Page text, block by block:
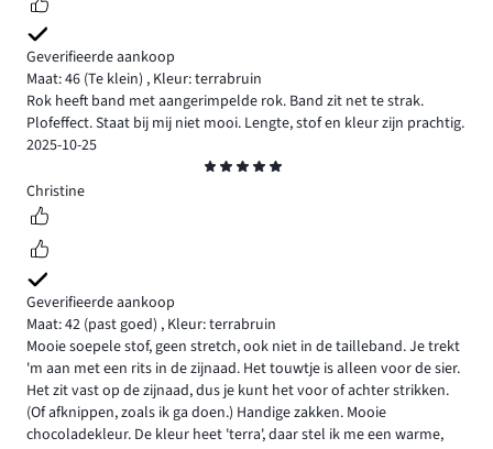
Geverifieerde aankoop
Maat: 46 (Te klein) , Kleur: terrabruin
Rok heeft band met aangerimpelde rok. Band zit net te strak.
Plofeffect. Staat bij mij niet mooi. Lengte, stof en kleur zijn prachtig.
2025-10-25
5
Christine
Geverifieerde aankoop
Maat: 42 (past goed) , Kleur: terrabruin
Mooie soepele stof, geen stretch, ook niet in de tailleband. Je trekt
'm aan met een rits in de zijnaad. Het touwtje is alleen voor de sier.
Het zit vast op de zijnaad, dus je kunt het voor of achter strikken.
(Of afknippen, zoals ik ga doen.) Handige zakken. Mooie
chocoladekleur. De kleur heet 'terra', daar stel ik me een warme,